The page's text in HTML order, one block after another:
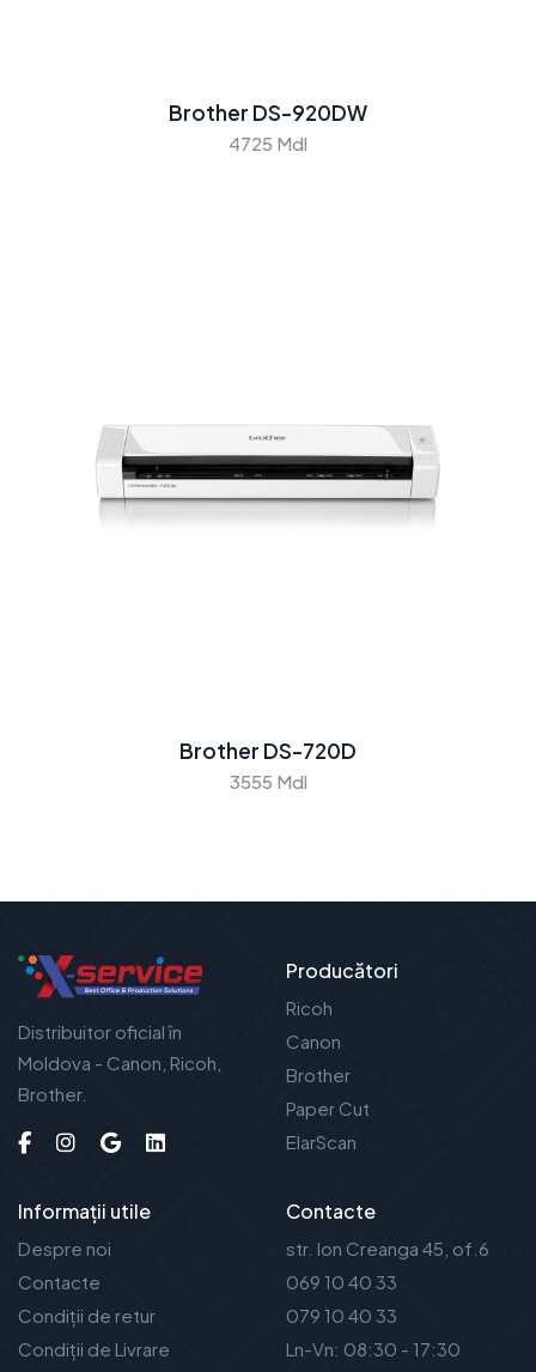
Brother DS-920DW
4725 Mdl
Brother DS-720D
3555 Mdl
Distribuitor oficial în
Moldova - Canon, Ricoh,
Brother.
Producători
Ricoh
Canon
Brother
Paper Cut
ElarScan
Informații utile
Despre noi
Contacte
Condiții de retur
Condiții de Livrare
Contacte
str. Ion Creanga 45, of.6
069 10 40 33
079 10 40 33
Ln-Vn: 08:30 - 17:30